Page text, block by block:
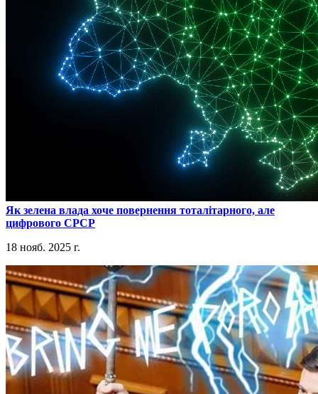
​Як зелена влада хоче повернення тоталітарного, але
цифрового СРСР
18 нояб. 2025 г.